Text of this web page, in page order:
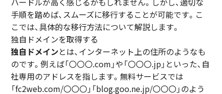
手順を踏めば、スムーズに移行することが可能です。こ
こでは、具体的な移行方法について解説します。
独自ドメインを取得する
独自ドメインとは、インターネット上の住所のようなも
のです。例えば「〇〇〇.com」や「〇〇〇.jp」といった、自
社専用のアドレスを指します。無料サービスでは
「fc2web.com/〇〇〇」「blog.goo.ne.jp/〇〇〇」のよう